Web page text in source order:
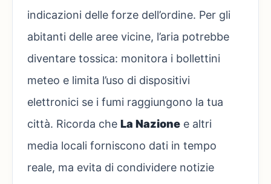
indicazioni delle forze dell’ordine. Per gli
abitanti delle aree vicine, l’aria potrebbe
diventare tossica: monitora i bollettini
meteo e limita l’uso di dispositivi
elettronici se i fumi raggiungono la tua
città. Ricorda che La Nazione e altri
media locali forniscono dati in tempo
reale, ma evita di condividere notizie